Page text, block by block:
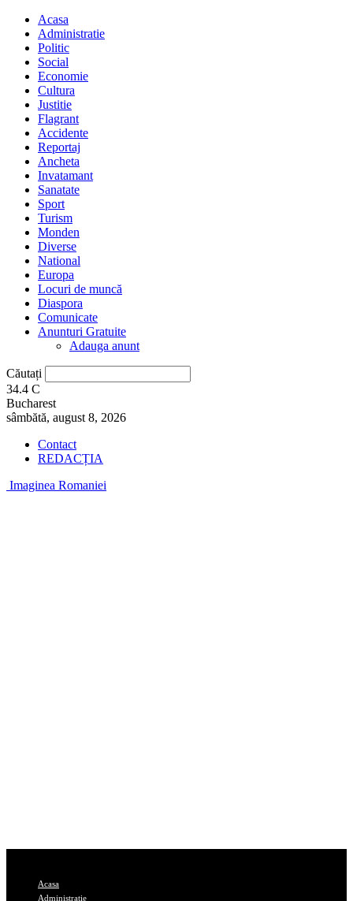
Acasa
Administratie
Politic
Social
Economie
Cultura
Justitie
Flagrant
Accidente
Reportaj
Ancheta
Invatamant
Sanatate
Sport
Turism
Monden
Diverse
National
Europa
Locuri de muncă
Diaspora
Comunicate
Anunturi Gratuite
Adauga anunt
Căutați
34.4 C
Bucharest
sâmbătă, august 8, 2026
Contact
REDACȚIA
Imaginea Romaniei
Acasa
Administratie